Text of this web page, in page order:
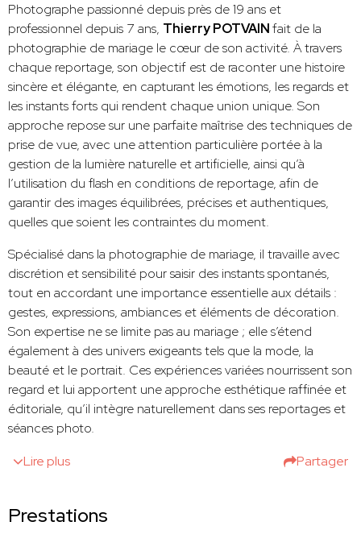
Photographe passionné depuis près de 19 ans et
professionnel depuis 7 ans, Thierry POTVAINfait de la
photographie de mariage le cœur de son activité. À travers
chaque reportage, son objectif est de raconter une histoire
sincère et élégante, en capturant les émotions, les regards et
les instants forts qui rendent chaque union unique. Son
approche repose sur une parfaite maîtrise des techniques de
prise de vue, avec une attention particulière portée à la
gestion de la lumière naturelle et artificielle, ainsi qu’à
l’utilisation du flash en conditions de reportage, afin de
garantir des images équilibrées, précises et authentiques,
quelles que soient les contraintes du moment.
Spécialisé dans la photographie de mariage, il travaille avec
discrétion et sensibilité pour saisir des instants spontanés,
tout en accordant une importance essentielle aux détails :
gestes, expressions, ambiances et éléments de décoration.
Son expertise ne se limite pas au mariage ; elle s’étend
également à des univers exigeants tels que la mode, la
beauté et le portrait. Ces expériences variées nourrissent son
regard et lui apportent une approche esthétique raffinée et
éditoriale, qu’il intègre naturellement dans ses reportages et
séances photo.
Lire plus
Partager
Prestations